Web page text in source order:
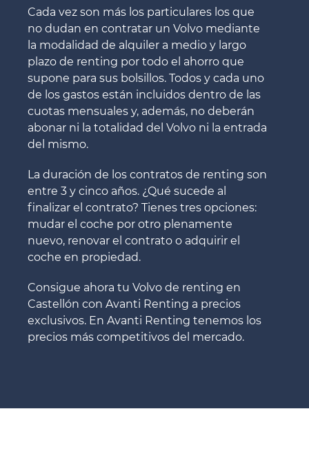
Cada vez son más los particulares los que
no dudan en contratar un Volvo mediante
la modalidad de alquiler a medio y largo
plazo de renting por todo el ahorro que
supone para sus bolsillos. Todos y cada uno
de los gastos están incluidos dentro de las
cuotas mensuales y, además, no deberán
abonar ni la totalidad del Volvo ni la entrada
del mismo.
La duración de los contratos de renting son
entre 3 y cinco años. ¿Qué sucede al
finalizar el contrato? Tienes tres opciones:
mudar el coche por otro plenamente
nuevo, renovar el contrato o adquirir el
coche en propiedad.
Consigue ahora tu Volvo de renting en
Castellón con Avanti Renting a precios
exclusivos. En Avanti Renting tenemos los
precios más competitivos del mercado.